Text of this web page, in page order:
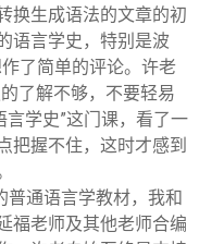
换生成语法的文章的初
语言学史，特别是波
了简单的评论。许老
了解不够，不要轻易
言学史”这门课，看了一
把握不住，这时才感到
普通语言学教材，我和
福老师及其他老师合编